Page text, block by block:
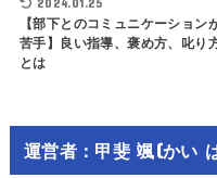
【部下とのコミュニケーション
苦手】良い指導、褒め方、叱り
とは
運営者：甲斐 颯(かい